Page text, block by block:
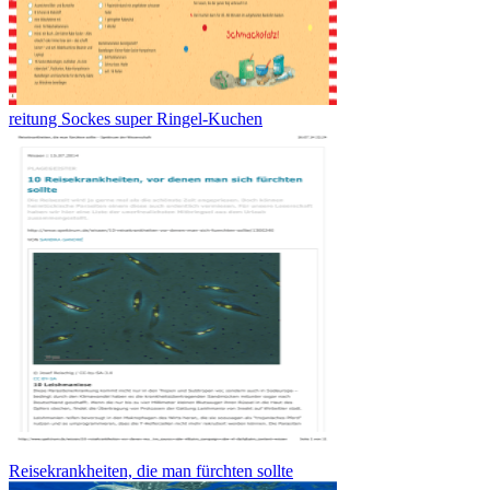
reitung Sockes super Ringel-Kuchen
Reisekrankheiten, die man fürchten sollte